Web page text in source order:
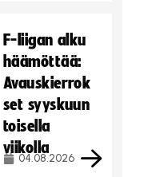
F-liigan alku
häämöttää:
Avauskierrok
set syyskuun
toisella
viikolla
04.08.2026